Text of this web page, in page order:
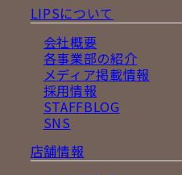
LIPSについて
会社概要
各事業部の紹介
メディア掲載情報
採用情報
STAFFBLOG
SNS
店舗情報